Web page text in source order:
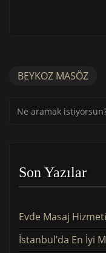
BEYKOZ MASÖZ
Son Yazılar
Evde Masaj
İstanbul’da En İyi